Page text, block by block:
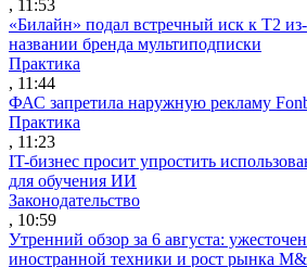
, 11:53
«Билайн» подал встречный иск к Т2
названии бренда мультиподписки
Практика
, 11:44
ФАС запретила наружную рекламу
Практика
, 11:23
IT-бизнес просит упростить
для обучения ИИ
Законодательство
, 10:59
Утренний обзор за 6 августа:
иностранной техники и рост рынка